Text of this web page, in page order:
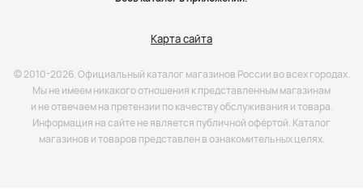
Карта сайта
© 2010-2026. Официальный каталог магазинов России во всех городах.
Мы не имеем никакого отношения к представленным магазинам
и не отвечаем на претензии по качеству обслуживания и товара.
Информация на сайте не является публичной офёртой. Каталог
магазинов и товаров представлен в ознакомительных целях.